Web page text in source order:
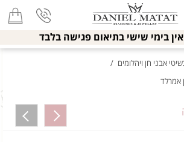
בימי שישי בתיאום פגישה בלבד
אבני חן ויהלומים /
אמרלד